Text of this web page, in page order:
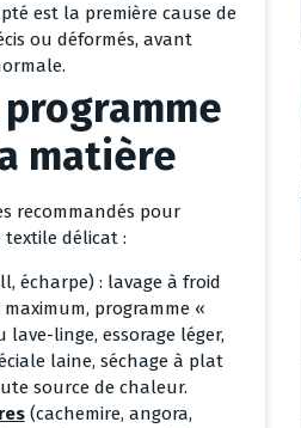
est la première cause de
ou déformés, avant
matière
recommandés pour
textile délicat :
écharpe) : lavage à froid
maximum, programme «
lave-linge, essorage léger,
laine, séchage à plat
source de chaleur.
(cachemire, angora,